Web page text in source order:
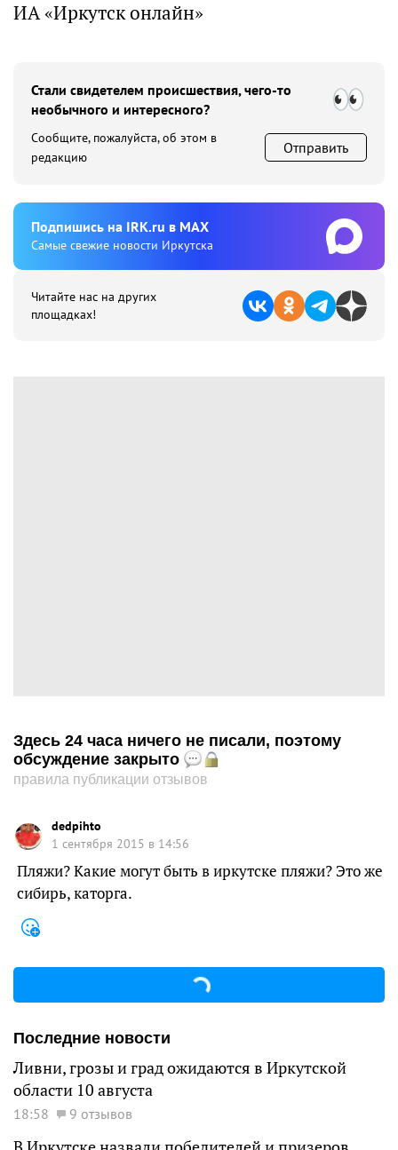
ИА «Иркутск онлайн»
Стали свидетелем происшествия, чего-то
необычного и интересного?
Сообщите, пожалуйста, об этом в
редакцию
Отправить
Подпишиcь на IRK.ru в MAX
Cамые свежие новости Иркутска
Читайте нас на других
площадках!
Здесь 24 часа ничего не писали, поэтому
обсуждение закрыто
правила публикации отзывов
dedpihto
1 сентября 2015 в 14:56
Пляжи? Какие могут быть в иркутске пляжи? Это же
сибирь, каторга.
Последние новости
Ливни, грозы и град ожидаются в Иркутской
области 10 августа
18:58 9 отзывов